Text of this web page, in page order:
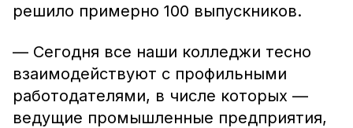
решило примерно 100 выпускников.
— Сегодня все наши колледжи тесно
взаимодействуют с профильными
работодателями, в числе которых —
ведущие промышленные предприятия,